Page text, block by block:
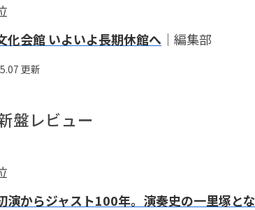
化会館 いよいよ長期休館へ ｜編集部
更新
盤レビュー
演からジャスト100年。演奏史の一里塚と